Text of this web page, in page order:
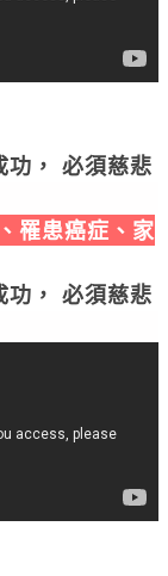
罹患癌症、家